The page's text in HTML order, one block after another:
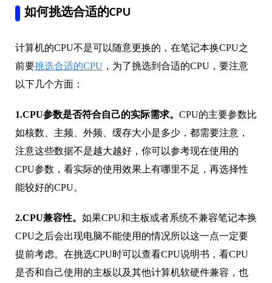
如何挑选合适的CPU
计算机的CPU不是可以随意更换的，在笔记本换CPU之
前要挑选合适的CPU ，为了挑选到合适的CPU，要注意
以下几个方面：
1.CPU参数是否符合自己的实际需求。 CPU的主要参数比
如核数、主频、外频、缓存大小是多少，都需要注意，
注意这些数据不是越大越好，你可以参考现在使用的
CPU参数，看实际的使用效果上有哪里不足，再选择性
能较好的CPU。
2.CPU兼容性。 如果CPU和主板或者系统不兼容笔记本换
CPU之后会出现电脑不能使用的情况所以这一点一定要
提前考虑。在挑选CPU时可以查看CPU说明书，看CPU
是否和自己使用的主板以及其他计算机软硬件兼容，也